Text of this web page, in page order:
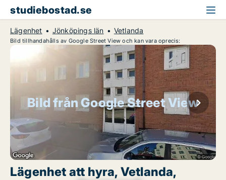
studiebostad.se
Lägenhet Jönköpings län Vetlanda
Bild tillhandahålls av Google Street View och kan vara oprecis:
Bild från Google Street View
Lägenhet att hyra, Vetlanda,